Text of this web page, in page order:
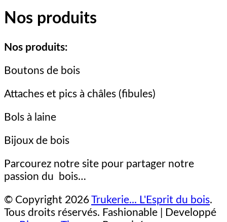
Nos produits
Nos produits:
Boutons de bois
Attaches et pics à châles (fibules)
Bols à laine
Bijoux de bois
Parcourez notre site pour partager notre
passion du bois…
© Copyright 2026Trukerie... L'Esprit du bois.
Tous droits réservés. Fashionable | Developpé